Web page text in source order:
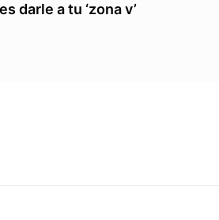
darle a tu ‘zona v’